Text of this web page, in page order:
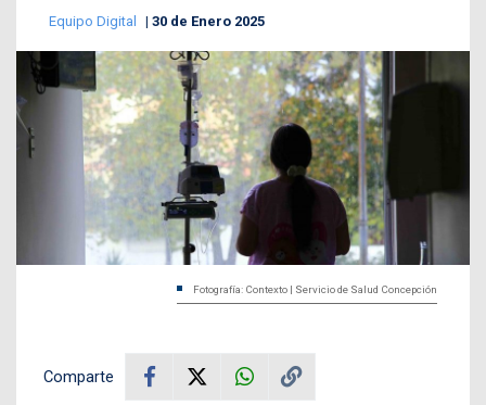
Equipo Digital 30 de Enero 2025
Fotografía: Contexto | Servicio de Salud Concepción
Comparte